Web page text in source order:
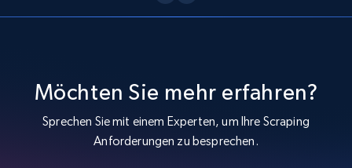
Zara - Products - discovery by category url
1.2K+ 208+ Gratis testen
Möchten Sie mehr erfahren?
Sprechen Sie mit einem Experten, um Ihre Scraping
Anforderungen zu besprechen.